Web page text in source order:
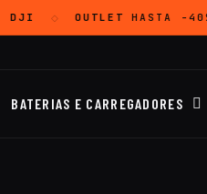
DJI OUTLET HASTA -40%
BATERIAS E CARREGADORES